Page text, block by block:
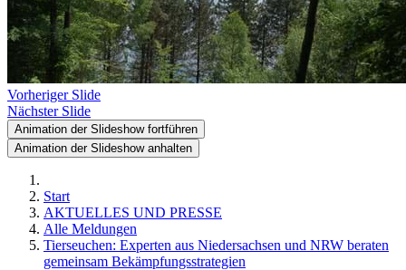
Vorheriger Slide
Nächster Slide
Animation der Slideshow fortführen
Animation der Slideshow anhalten
Start
AKTUELLES UND PRESSE
Alle Meldungen
Tierseuchen: Experten aus Niedersachsen und NRW beraten
gemeinsam Bekämpfungsstrategien